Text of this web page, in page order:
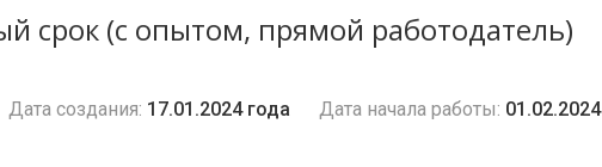
срок (с опытом, прямой работодатель)
Дата создания: 17.01.2024 года Дата начала работы: 01.02.2024